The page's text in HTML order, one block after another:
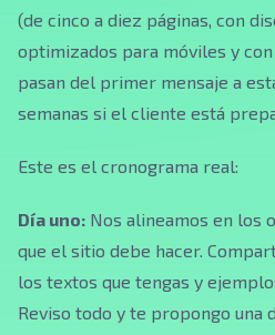
(de cinco a diez páginas, con
optimizados para móviles y con
pasan del primer mensaje a
semanas si el cliente está
Este es el cronograma real:
Día uno: Nos alineamos en los
que el sitio debe hacer.
los textos que tengas y
Reviso todo y te propongo una